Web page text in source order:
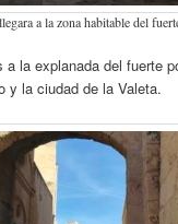
a la zona habitable del
a la explanada del fuerte
y la ciudad de la Valeta.